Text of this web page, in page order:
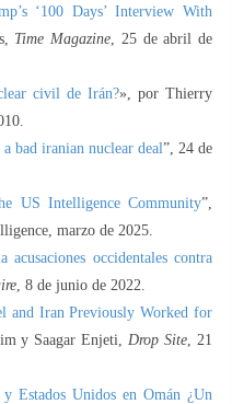
‘100 Days’ Interview With
Time Magazine , 25 de abril de
civil de Irán?», por Thierry
bad iranian nuclear deal”, 24 de
US Intelligence Community”,
marzo de 2025.
acusaciones occidentales contra
, 8 de junio de 2022.
and Iran Previously Worked for
y Saagar Enjeti, Drop Site , 21
Estados Unidos en Omán ¿Un